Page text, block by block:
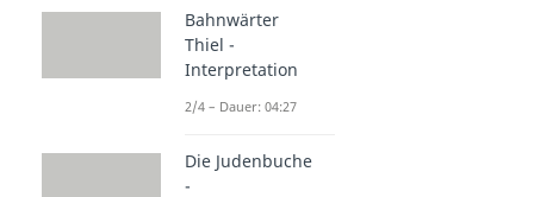
Bahnwärter
Thiel -
Interpretation
2/4 – Dauer: 04:27
Die Judenbuche
-